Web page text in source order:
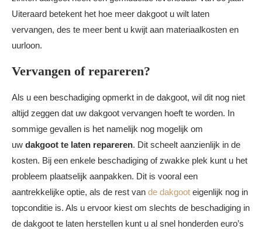
Uiteraard betekent het hoe meer dakgoot u wilt laten
vervangen, des te meer bent u kwijt aan materiaalkosten en
uurloon.
Vervangen of repareren?
Als u een beschadiging opmerkt in de dakgoot, wil dit nog niet
altijd zeggen dat uw dakgoot vervangen hoeft te worden. In
sommige gevallen is het namelijk nog mogelijk om
uw dakgoot te laten repareren. Dit scheelt aanzienlijk in de
kosten. Bij een enkele beschadiging of zwakke plek kunt u het
probleem plaatselijk aanpakken. Dit is vooral een
aantrekkelijke optie, als de rest van de dakgoot eigenlijk nog in
topconditie is. Als u ervoor kiest om slechts de beschadiging in
de dakgoot te laten herstellen kunt u al snel honderden euro’s